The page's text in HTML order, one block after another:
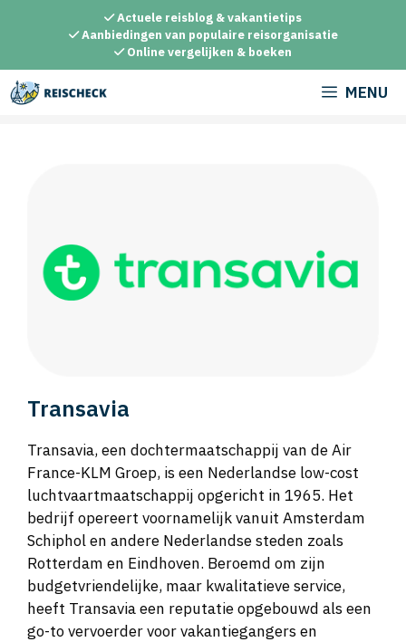
inhoud
Actuele reisblog & vakantietips
Aanbiedingen van populaire reisorganisatie
Online vergelijken & boeken
MENU
Transavia
Transavia, een dochtermaatschappij van de Air
France-KLM Groep, is een Nederlandse low-cost
luchtvaartmaatschappij opgericht in 1965. Het
bedrijf opereert voornamelijk vanuit Amsterdam
Schiphol en andere Nederlandse steden zoals
Rotterdam en Eindhoven. Beroemd om zijn
budgetvriendelijke, maar kwalitatieve service,
heeft Transavia een reputatie opgebouwd als een
go-to vervoerder voor vakantiegangers en